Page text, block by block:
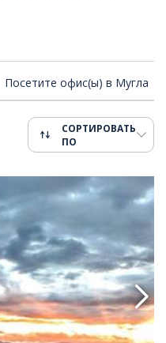
Посетите офис(ы) в Мугла
СОРТИРОВАТЬ
ПО
Аутентичный эгейский